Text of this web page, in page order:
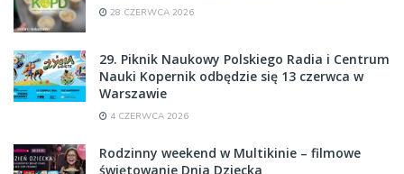
28 CZERWCA 2026
29. Piknik Naukowy Polskiego Radia i Centrum
Nauki Kopernik odbędzie się 13 czerwca w
Warszawie
4 CZERWCA 2026
Rodzinny weekend w Multikinie – filmowe
świętowanie Dnia Dziecka